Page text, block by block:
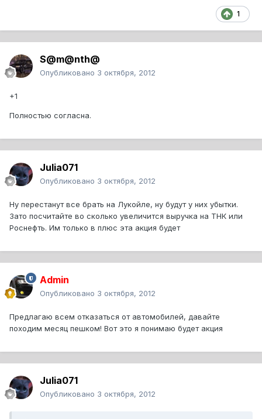
1
S@m@nth@
Опубликовано 3 октября, 2012
+1
Полностью согласна.
Julia071
Опубликовано 3 октября, 2012
Ну перестанут все брать на Лукойле, ну будут у них убытки.
Зато посчитайте во сколько увеличится выручка на ТНК или
Роснефть. Им только в плюс эта акция будет
Admin
Опубликовано 3 октября, 2012
Предлагаю всем отказаться от автомобилей, давайте
походим месяц пешком! Вот это я понимаю будет акция
Julia071
Опубликовано 3 октября, 2012